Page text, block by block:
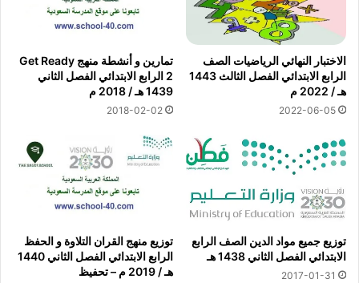
الاختبار النهائي الرياضيات الصف
الرابع الابتدائي الفصل الثالث 1443
هـ / 2022 م
2022-06-05
تمارين و أنشطة منهج Get Ready
2 الرابع الابتدائي الفصل الثاني
1439 هـ / 2018 م
2018-02-02
توزيع جميع مواد الدين الصف الرابع
الابتدائي الفصل الثاني 1438 هـ
2017-01-31
توزيع منهج القران التلاوة و الحفظ
الرابع الابتدائي الفصل الثاني 1440
هـ / 2019 م – تحفيظ